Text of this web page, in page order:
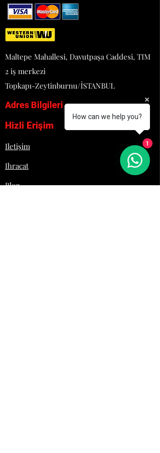
KG: 17
TERMOSTATİK KONTROL
YARIM MODÜL 1 ADET GN 2/3
+ 2 ADET GN 1/6
KAPASİTELİDİR
TAM MODÜL İSE 1 ADET GN
1/1 + 2 ADET 1/4
KAPASİTELİDİR
SU ALMA MUSLUĞU
KOLAY TEMİZLENEBİLİR VE
HİJYENİKTİR
Maltepe Mahallesi, Davutpaşa Caddesi, TIM
2 iş merkezi
Topkapı-Zeytinburnu/İSTANBUL
Adres Bilgileri
Hizli Erişim
Iletişim
Ihracat
Blog
How can we help you?
1